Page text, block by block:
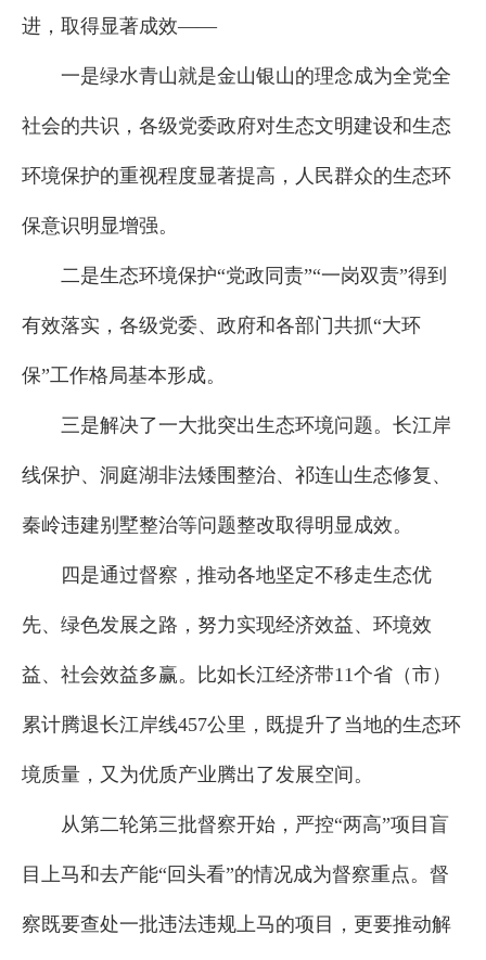
进，取得显著成效——
一是绿水青山就是金山银山的理念成为全党全
社会的共识，各级党委政府对生态文明建设和生态
环境保护的重视程度显著提高，人民群众的生态环
保意识明显增强。
二是生态环境保护“党政同责”“一岗双责”得到
有效落实，各级党委、政府和各部门共抓“大环
保”工作格局基本形成。
三是解决了一大批突出生态环境问题。长江岸
线保护、洞庭湖非法矮围整治、祁连山生态修复、
秦岭违建别墅整治等问题整改取得明显成效。
四是通过督察，推动各地坚定不移走生态优
先、绿色发展之路，努力实现经济效益、环境效
益、社会效益多赢。比如长江经济带11个省（市）
累计腾退长江岸线457公里，既提升了当地的生态环
境质量，又为优质产业腾出了发展空间。
从第二轮第三批督察开始，严控“两高”项目盲
目上马和去产能“回头看”的情况成为督察重点。督
察既要查处一批违法违规上马的项目，更要推动解